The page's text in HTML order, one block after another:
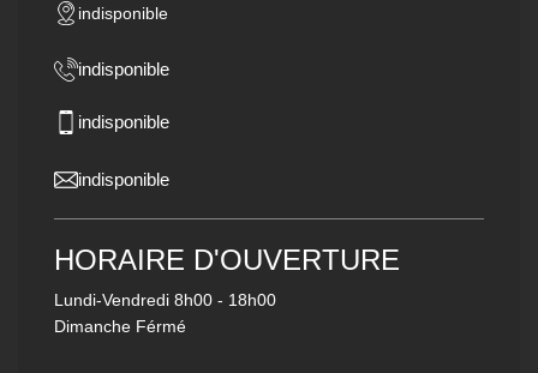
indisponible
indisponible
indisponible
indisponible
HORAIRE D'OUVERTURE
Lundi-Vendredi 8h00 - 18h00
Dimanche Férmé